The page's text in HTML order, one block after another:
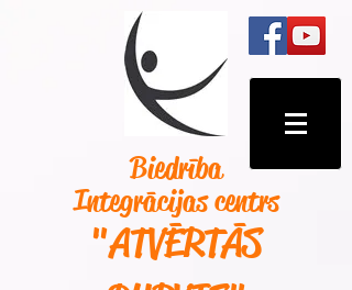
Biedrība
Integrācijas centrs
"ATVĒRTĀS